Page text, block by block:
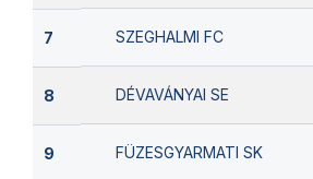
7 SZEGHALMI FC
8 DÉVAVÁNYAI SE
9 FÜZESGYARMATI SK